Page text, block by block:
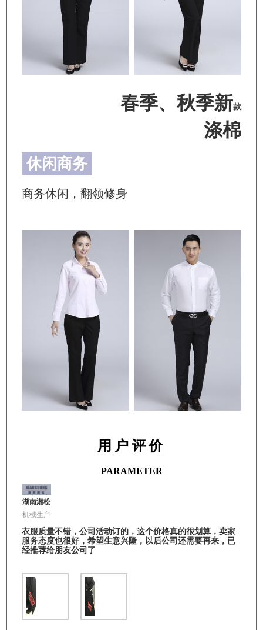
春季、秋季新款
涤棉
休闲商务
商务休闲，翻领修身
用户评价
PARAMETER
湖南湘松
机械生产
衣服质量不错，公司活动订的，这个价格真的很划算，卖家
服务态度也很好，希望生意兴隆，以后公司还需要再来，已
经推荐给朋友公司了